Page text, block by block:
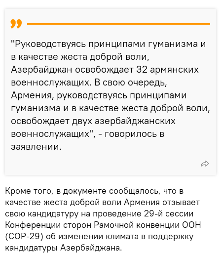
"Руководствуясь принципами гуманизма и
в качестве жеста доброй воли,
Азербайджан освобождает 32 армянских
военнослужащих. В свою очередь,
Армения, руководствуясь принципами
гуманизма и в качестве жеста доброй воли,
освобождает двух азербайджанских
военнослужащих", - говорилось в
заявлении.
Кроме того, в документе сообщалось, что в
качестве жеста доброй воли Армения отзывает
свою кандидатуру на проведение 29-й сессии
Конференции сторон Рамочной конвенции ООН
(СОР-29) об изменении климата в поддержку
кандидатуры Азербайджана.